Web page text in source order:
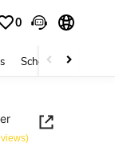
0
Schoonheid &